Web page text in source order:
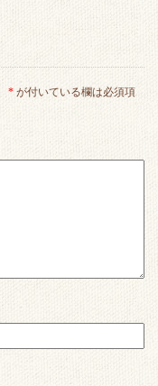
* が付いている欄は必須項